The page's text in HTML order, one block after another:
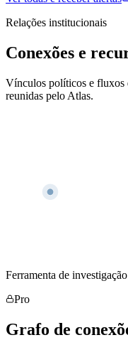
Relações institucionais
Conexões e
Vínculos políticos e fluxos
reunidas pelo Atlas.
Ferramenta de investigação
Pro
Grafo de